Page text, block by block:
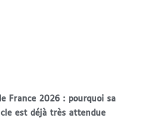
France 2026 : pourquoi sa
est déjà très attendue